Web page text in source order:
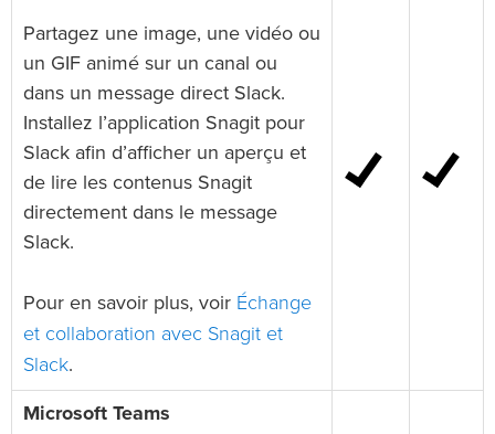
Partagez une image, une vidéo ou
un GIF animé sur un canal ou
dans un message direct Slack.
Installez l’application Snagit pour
Slack afin d’afficher un aperçu et
de lire les contenus Snagit
directement dans le message
Slack.
Pour en savoir plus, voir Échange
et collaboration avec Snagit et
Slack.
Microsoft Teams